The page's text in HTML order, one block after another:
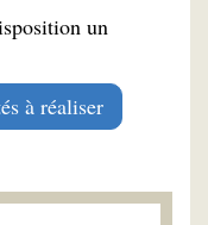
un
à réaliser